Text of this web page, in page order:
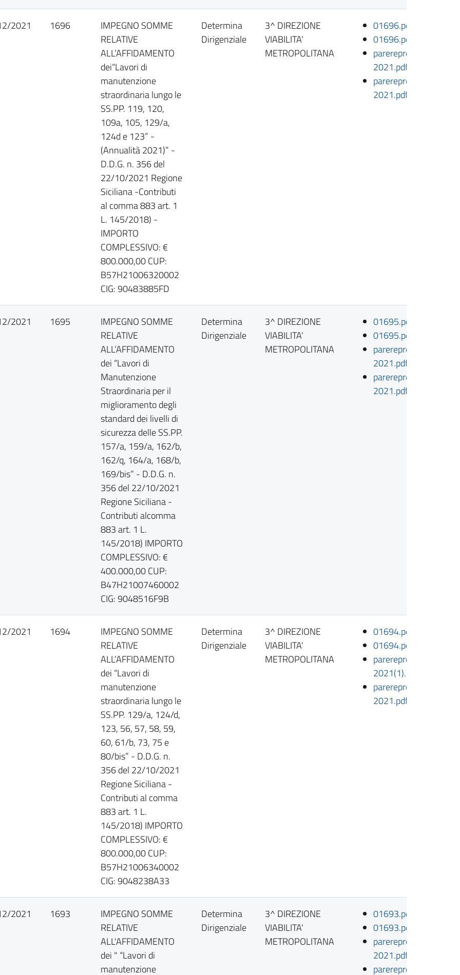
2021 1696
IMPEGNO SOMME
RELATIVE
ALL’AFFIDAMENTO
dei“Lavori di
manutenzione
straordinaria lungo le
SS.PP. 119, 120,
109a, 105, 129/a,
124d e 123” -
(Annualità 2021)” -
D.D.G. n. 356 del
22/10/2021 Regione
Siciliana -Contributi
al comma 883 art. 1
L. 145/2018) -
IMPORTO
COMPLESSIVO: €
800.000,00 CUP:
B57H21006320002
CIG: 90483885FD
Determina
Dirigenziale
3^ DIREZIONE
VIABILITA'
METROPOLITANA
01696.pdf
01696.pdf.p7m
parereproposta1952-
2021.pdf
parereproposta1952-
2021.pdf.p7m
2021 1695
IMPEGNO SOMME
RELATIVE
ALL’AFFIDAMENTO
dei “Lavori di
Manutenzione
Straordinaria per il
miglioramento degli
standard dei livelli di
sicurezza delle SS.PP.
157/a, 159/a, 162/b,
162/q, 164/a, 168/b,
169/bis” - D.D.G. n.
356 del 22/10/2021
Regione Siciliana -
Contributi alcomma
883 art. 1 L.
145/2018) IMPORTO
COMPLESSIVO: €
400.000,00 CUP:
B47H21007460002
CIG: 9048516F9B
Determina
Dirigenziale
3^ DIREZIONE
VIABILITA'
METROPOLITANA
01695.pdf
01695.pdf.p7m
parereproposta1951-
2021.pdf
parereproposta1951-
2021.pdf.p7m
2021 1694
IMPEGNO SOMME
RELATIVE
ALL’AFFIDAMENTO
dei “Lavori di
manutenzione
straordinaria lungo le
SS.PP. 129/a, 124/d,
123, 56, 57, 58, 59,
60, 61/b, 73, 75 e
80/bis” - D.D.G. n.
356 del 22/10/2021
Regione Siciliana -
Contributi al comma
883 art. 1 L.
145/2018) IMPORTO
COMPLESSIVO: €
800.000,00 CUP:
B57H21006340002
CIG: 9048238A33
Determina
Dirigenziale
3^ DIREZIONE
VIABILITA'
METROPOLITANA
01694.pdf
01694.pdf.p7m
parereproposta1950-
2021(1).pdf.p7m
parereproposta1950-
2021.pdf
2021 1693
IMPEGNO SOMME
RELATIVE
ALL'AFFIDAMENTO
dei " “Lavori di
manutenzione
Determina
Dirigenziale
3^ DIREZIONE
VIABILITA'
METROPOLITANA
01693.pdf
01693.pdf.p7m
parereproposta1949-
2021.pdf
parereproposta1949-